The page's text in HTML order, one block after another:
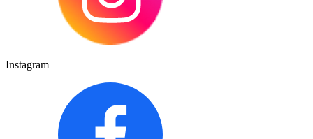
Instagram